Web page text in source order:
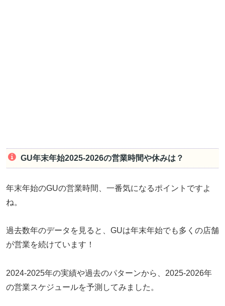
GU年末年始2025-2026の営業時間や休みは？
年末年始のGUの営業時間、一番気になるポイントですよ
ね。
過去数年のデータを見ると、GUは年末年始でも多くの店舗
が営業を続けています！
2024-2025年の実績や過去のパターンから、2025-2026年
の営業スケジュールを予測してみました。